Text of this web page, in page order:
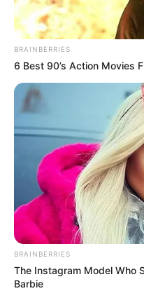
BRAINBERRIES
6 Best 90’s Action Movies
BRAINBERRIES
The Instagram Model Who
Barbie